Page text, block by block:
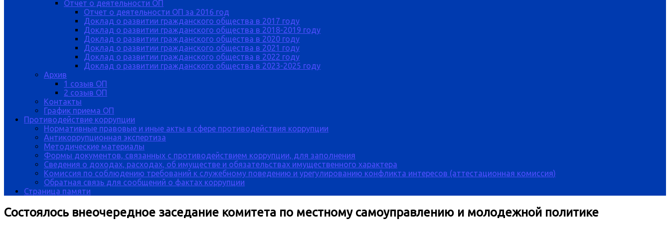
Отчет о деятельности ОП
Отчет о деятельности ОП за 2016 год
Доклад о развитии гражданского общества в 2017 году
Доклад о развитии гражданского общества в 2018-2019 году
Доклад о развитии гражданского общества в 2020 году
Доклад о развитии гражданского общества в 2021 году
Доклад о развитии гражданского общества в 2022 году
Доклад о развитии гражданского общества в 2023-2025 году
Архив
1 созыв ОП
2 созыв ОП
Контакты
График приема ОП
Противодействие коррупции
Нормативные правовые и иные акты в сфере противодействия коррупции
Антикоррупционная экспертиза
Методические материалы
Формы документов, связанных с противодействием коррупции, для заполнения
Сведения о доходах, расходах, об имуществе и обязательствах имущественного характера
Комиссия по соблюдению требований к служебному поведению и урегулированию конфликта интересов (аттестационная комиссия)
Обратная связь для сообщений о фактах коррупции
Страница памяти
Состоялось внеочередное заседание комитета по местному самоуправлению и молодежной политике